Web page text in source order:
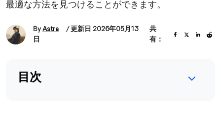
最適な方法を見つけることができます。
ByAstra
/ 更新日 2026年05月13
日
共
有：
目次